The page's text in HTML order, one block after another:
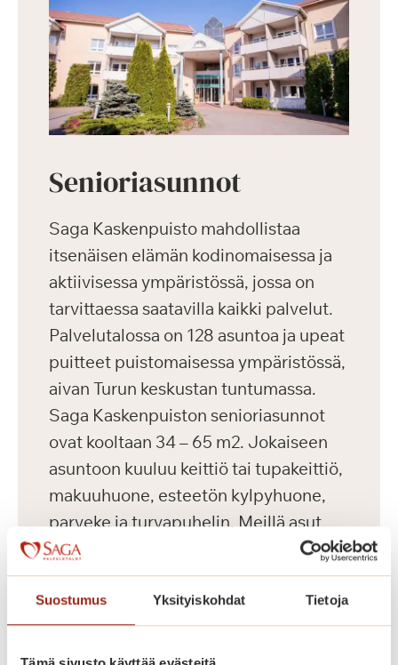
Suostumus Yksityiskohdat Tietoja
Senioriasunnot
Saga Kaskenpuisto mahdollistaa
itsenäisen elämän kodinomaisessa ja
aktiivisessa ympäristössä, jossa on
tarvittaessa saatavilla kaikki palvelut.
Palvelutalossa on 128 asuntoa ja upeat
puitteet puistomaisessa ympäristössä,
aivan Turun keskustan tuntumassa.
Saga Kaskenpuiston senioriasunnot
ovat kooltaan 34 – 65 m2. Jokaiseen
asuntoon kuuluu keittiö tai tupakeittiö,
makuuhuone, esteetön kylpyhuone,
parveke ja turvapuhelin. Meillä asut
omassa kodissa, jonka voit sisustaa
makusi mukaan omilla tutuilla
huonekaluillasi ja tavaroillasi.
Asuntojen asumiskuluun sisältyy